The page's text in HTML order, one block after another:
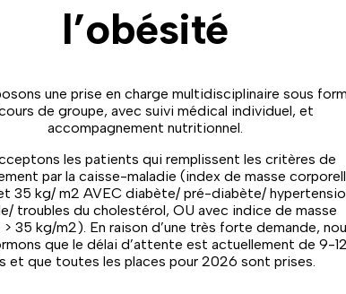
l’obésité
une prise en charge multidisciplinaire sous
de groupe, avec suivi médical individuel, et
accompagnement nutritionnel.
les patients qui remplissent les critères de
par la caisse-maladie (index de masse
35 kg/ m2 AVEC diabète/ pré-diabète/
troubles du cholestérol, OU avec indice de masse
35 kg/m2). En raison d’une très forte demande,
que le délai d’attente est actuellement de 9-12
et que toutes les places pour 2026 sont prises.